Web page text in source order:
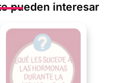
pueden interesar